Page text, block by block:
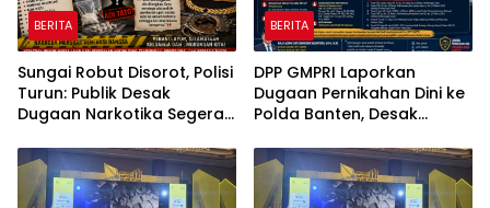
BERITA
Sungai Robut Disorot, Polisi
Turun: Publik Desak
Dugaan Narkotika Segera
BERITA
DPP GMPRI Laporkan
Dugaan Pernikahan Dini ke
Polda Banten, Desak
Perlindungan Anak